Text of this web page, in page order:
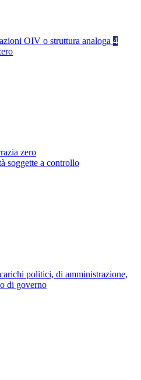
OIV o struttura analoga 4
zero
soggette a controllo
politici, di amministrazione,
di governo